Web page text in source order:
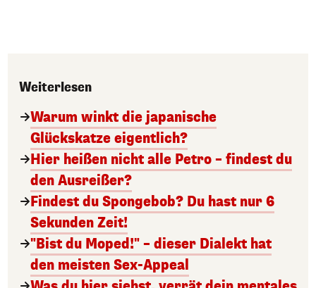
Weiterlesen
Warum winkt die japanische
Glückskatze eigentlich?
Hier heißen nicht alle Petro – findest du
den Ausreißer?
Findest du Spongebob? Du hast nur 6
Sekunden Zeit!
"Bist du Moped!" – dieser Dialekt hat
den meisten Sex-Appeal